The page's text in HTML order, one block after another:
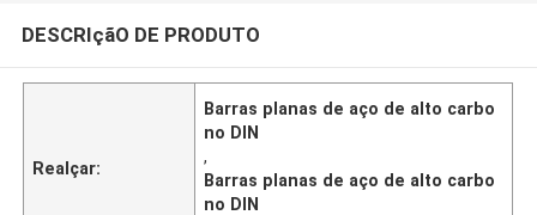
DESCRIçãO DE PRODUTO
Realçar:
Barras planas de aço de alto carbo
no DIN
,
Barras planas de aço de alto carbo
no DIN